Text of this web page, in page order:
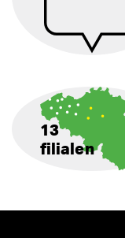
13
filialen